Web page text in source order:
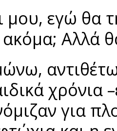
μου, εγώ θα
ακόμα; Αλλά
χρόνια
για